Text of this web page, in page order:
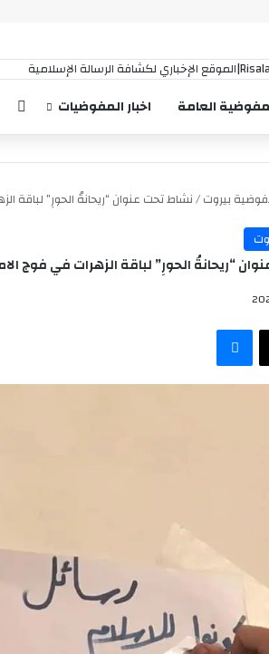
العامة اخبار المفوضيات
بيروت/نشاط تحت عنوان “ريحانةُ الحورِ”
“ريحانةُ الحورِ” لباقة الزهرات في فوج
‫X ماسنجر